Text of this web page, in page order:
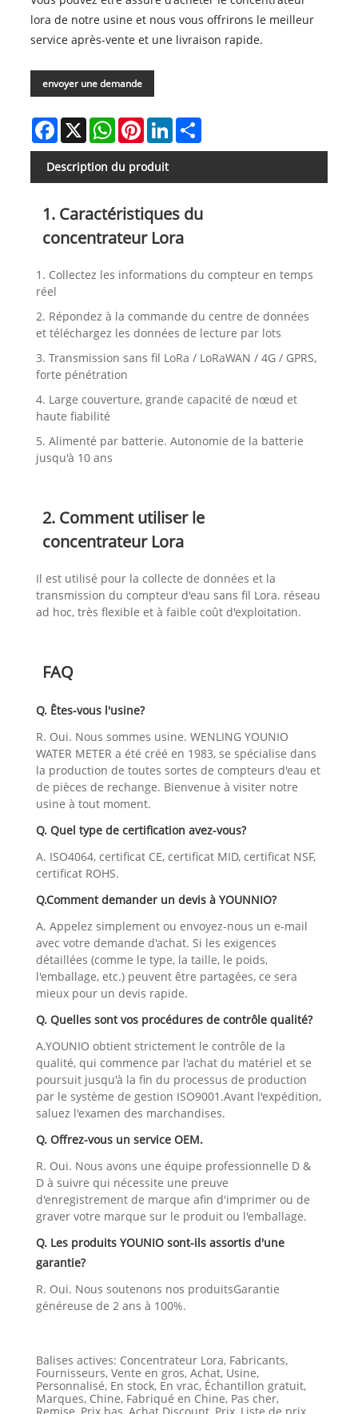
lora de notre usine et nous vous offrirons le meilleur
service après-vente et une livraison rapide.
envoyer une demande
Facebook
X WhatsAppPinterestLinkedInShare
Description du produit
1. Caractéristiques du
concentrateur Lora
1. Collectez les informations du compteur en temps
réel
2. Répondez à la commande du centre de données
et téléchargez les données de lecture par lots
3. Transmission sans fil LoRa / LoRaWAN / 4G / GPRS,
forte pénétration
4. Large couverture, grande capacité de nœud et
haute fiabilité
5. Alimenté par batterie. Autonomie de la batterie
jusqu'à 10 ans
2. Comment utiliser le
concentrateur Lora
Il est utilisé pour la collecte de données et la
transmission du compteur d'eau sans fil Lora. réseau
ad hoc, très flexible et à faible coût d'exploitation.
FAQ
Q. Êtes-vous l'usine?
R. Oui. Nous sommes usine. WENLING YOUNIO
WATER METER a été créé en 1983, se spécialise dans
la production de toutes sortes de compteurs d'eau et
de pièces de rechange. Bienvenue à visiter notre
usine à tout moment.
Q. Quel type de certification avez-vous?
A. ISO4064, certificat CE, certificat MID, certificat NSF,
certificat ROHS.
Q.Comment demander un devis à YOUNNIO?
A. Appelez simplement ou envoyez-nous un e-mail
avec votre demande d'achat. Si les exigences
détaillées (comme le type, la taille, le poids,
l'emballage, etc.) peuvent être partagées, ce sera
mieux pour un devis rapide.
Q. Quelles sont vos procédures de contrôle qualité?
A.YOUNIO obtient strictement le contrôle de la
qualité, qui commence par l'achat du matériel et se
poursuit jusqu'à la fin du processus de production
par le système de gestion ISO9001.Avant l'expédition,
saluez l'examen des marchandises.
Q. Offrez-vous un service OEM.
R. Oui. Nous avons une équipe professionnelle D &
D à suivre qui nécessite une preuve
d'enregistrement de marque afin d'imprimer ou de
graver votre marque sur le produit ou l'emballage.
Q. Les produits YOUNIO sont-ils assortis d'une
garantie?
R. Oui. Nous soutenons nos produitsGarantie
généreuse de 2 ans à 100%.
Balises actives: Concentrateur Lora, Fabricants,
Fournisseurs, Vente en gros, Achat, Usine,
Personnalisé, En stock, En vrac, Échantillon gratuit,
Marques, Chine, Fabriqué en Chine, Pas cher,